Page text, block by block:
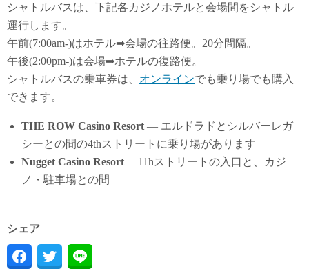
シャトルバスは、下記各カジノホテルと会場間をシャトル
運行します。
午前(7:00am-)はホテル➡会場の往路便。20分間隔。
午後(2:00pm-)は会場➡ホテルの復路便。
シャトルバスの乗車券は、 オンラインでも乗り場でも購入
できます。
THE ROW Casino Resort — エルドラドとシルバーレガ
シーとの間の4thストリートに乗り場があります
Nugget Casino Resort—11hストリートの入口と、カジ
ノ・駐車場との間
シェア